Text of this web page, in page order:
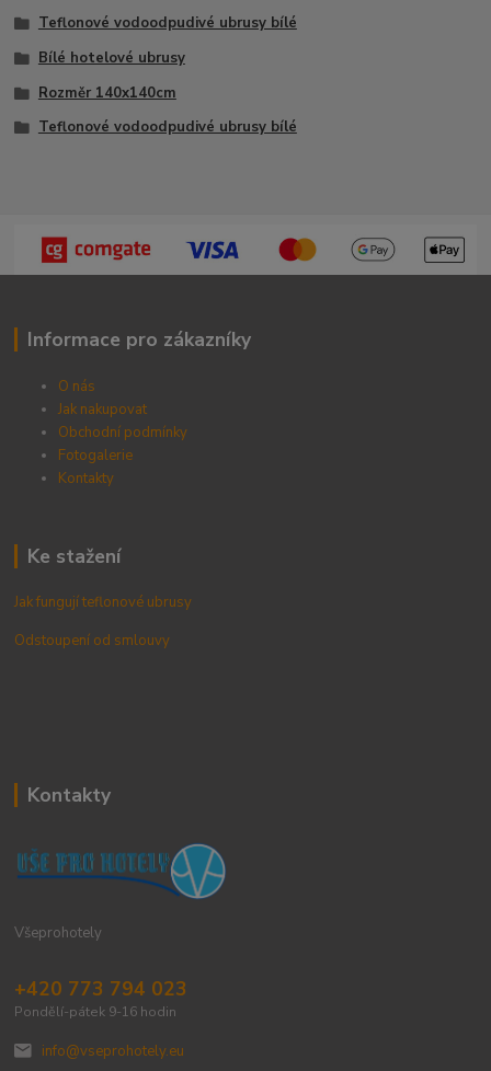
Teflonové vodoodpudivé ubrusy bílé
Bílé hotelové ubrusy
Rozměr 140x140cm
Teflonové vodoodpudivé ubrusy bílé
Informace pro zákazníky
O nás
Jak nakupovat
Obchodní podmínky
Fotogalerie
Kontakty
Ke stažení
Jak fungují teflonové ubrusy
Odstoupení od smlouvy
Kontakty
Všeprohotely
+420 773 794 023
Pondělí-pátek 9-16 hodin
info@vseprohotely.eu